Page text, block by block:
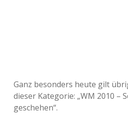
Ganz besonders heute gilt
dieser Kategorie: „WM 2010 –
geschehen“.